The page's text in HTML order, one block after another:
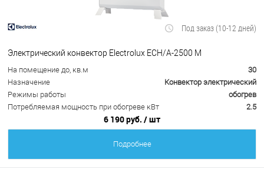
Под заказ (10-12 дней)
Электрический конвектор Electrolux ECH/A-2500 M
На помещение до, кв.м
30
Назначение
Конвектор электрический
Режимы работы
обогрев
Потребляемая мощность при обогреве кВт
2.5
6 190 руб. / шт
Подробнее